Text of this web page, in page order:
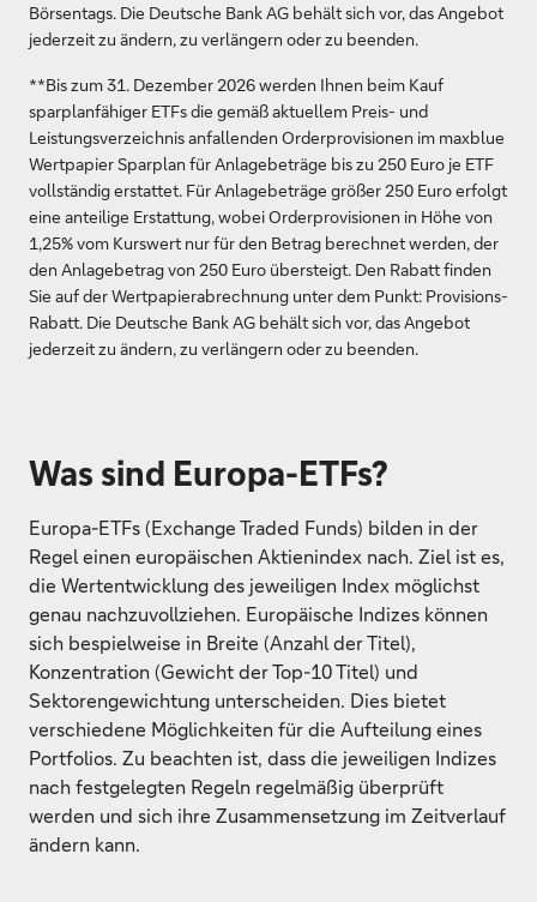
Börsentags. Die Deutsche Bank AG behält sich vor, das Angebot
jederzeit zu ändern, zu verlängern oder zu beenden.
**Bis zum 31. Dezember 2026 werden Ihnen beim Kauf
sparplanfähiger ETFs die gemäß aktuellem Preis- und
Leistungsverzeichnis anfallenden Orderprovisionen im maxblue
Wertpapier Sparplan für Anlagebeträge bis zu 250 Euro je ETF
vollständig erstattet. Für Anlagebeträge größer 250 Euro erfolgt
eine anteilige Erstattung, wobei Orderprovisionen in Höhe von
1,25% vom Kurswert nur für den Betrag berechnet werden, der
den Anlagebetrag von 250 Euro übersteigt. Den Rabatt finden
Sie auf der Wertpapierabrechnung unter dem Punkt: Provisions-
Rabatt. Die Deutsche Bank AG behält sich vor, das Angebot
jederzeit zu ändern, zu verlängern oder zu beenden.
Was sind Europa-ETFs?
Europa-ETFs (Exchange Traded Funds) bilden in der
Regel einen europäischen Aktienindex nach. Ziel ist es,
die Wertentwicklung des jeweiligen Index möglichst
genau nachzuvollziehen. Europäische Indizes können
sich bespielweise in Breite (Anzahl der Titel),
Konzentration (Gewicht der Top-10 Titel) und
Sektorengewichtung unterscheiden. Dies bietet
verschiedene Möglichkeiten für die Aufteilung eines
Portfolios. Zu beachten ist, dass die jeweiligen Indizes
nach festgelegten Regeln regelmäßig überprüft
werden und sich ihre Zusammensetzung im Zeitverlauf
ändern kann.